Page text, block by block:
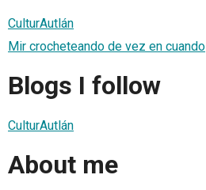
CulturAutlán
Mir crocheteando de vez en cuando
Blogs I follow
CulturAutlán
About me